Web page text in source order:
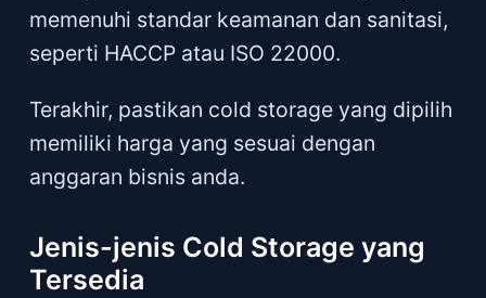
memenuhi standar keamanan dan sanitasi,
seperti HACCP atau ISO 22000.
Terakhir, pastikan cold storage yang dipilih
memiliki harga yang sesuai dengan
anggaran bisnis anda.
Jenis-jenis Cold Storage yang
Tersedia